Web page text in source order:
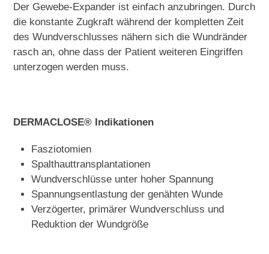
Der Gewebe-Expander ist einfach anzubringen. Durch
die konstante Zugkraft während der kompletten Zeit
des Wundverschlusses nähern sich die Wundränder
rasch an, ohne dass der Patient weiteren Eingriffen
unterzogen werden muss.
DERMACLOSE® Indikationen
Fasziotomien
Spalthauttransplantationen
Wundverschlüsse unter hoher Spannung
Spannungsentlastung der genähten Wunde
Verzögerter, primärer Wundverschluss und
Reduktion der Wundgröße